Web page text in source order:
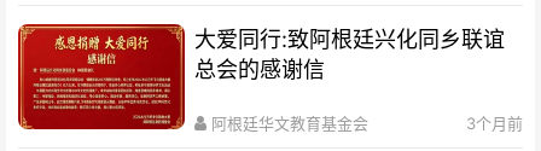
大爱同行:致阿根廷兴化同乡联谊
总会的感谢信
阿根廷华文教育基金会 3个月前